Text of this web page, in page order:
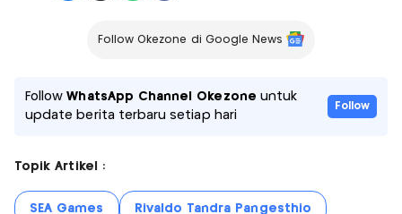
Follow Okezone di Google News
FollowWhatsApp Channel Okezone untuk
update berita terbaru setiap hari
Follow
Topik Artikel :
SEA Games Rivaldo Tandra Pangesthio